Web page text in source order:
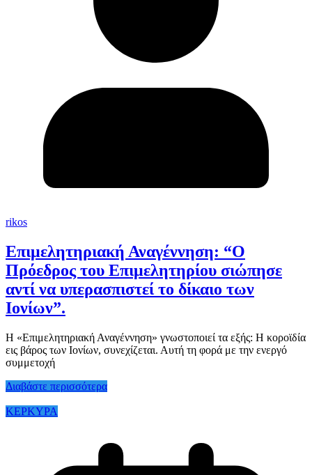
rikos
Επιμελητηριακή Αναγέννηση: “Ο
Πρόεδρος του Επιμελητηρίου σιώπησε
αντί να υπερασπιστεί το δίκαιο των
Ιονίων”.
Η «Επιμελητηριακή Αναγέννηση» γνωστοποιεί τα εξής: Η κοροϊδία
εις βάρος των Ιονίων, συνεχίζεται. Αυτή τη φορά με την ενεργό
συμμετοχή
Διαβάστε περισσότερα
ΚΕΡΚΥΡΑ